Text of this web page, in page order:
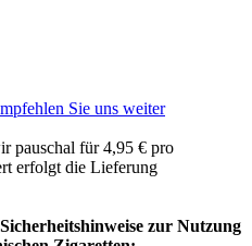
pauschal für 4,95 € pro
erfolgt die Lieferung
zur Nutzung